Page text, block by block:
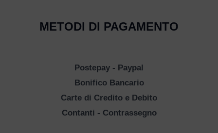
METODI DI PAGAMENTO
Postepay - Paypal
Bonifico Bancario
Carte di Credito e Debito
Contanti - Contrassegno